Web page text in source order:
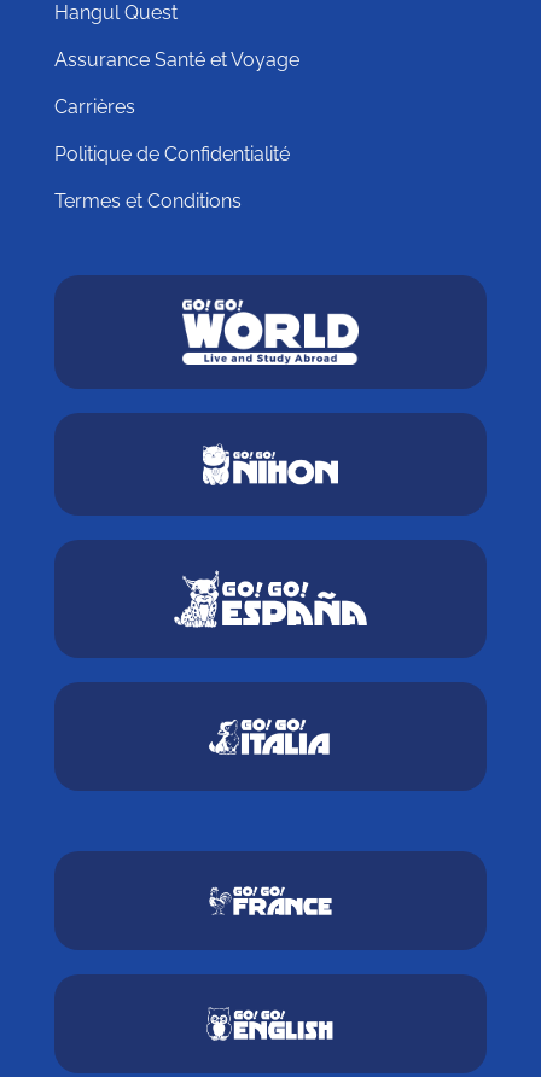
Hangul Quest
Assurance Santé et Voyage
Carrières
Politique de Confidentialité
Termes et Conditions